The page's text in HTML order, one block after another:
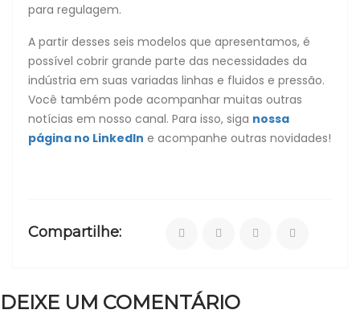
para regulagem.
A partir desses seis modelos que apresentamos, é
possível cobrir grande parte das necessidades da
indústria em suas variadas linhas e fluidos e pressão.
Você também pode acompanhar muitas outras
notícias em nosso canal. Para isso, siga nossa
página no LinkedIn e acompanhe outras novidades!
Compartilhe:
DEIXE UM COMENTÁRIO